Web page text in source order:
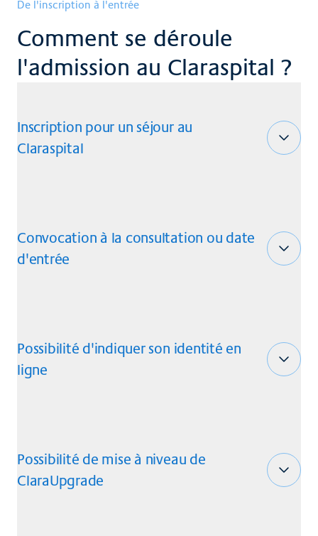
De l'inscription à l'entrée
Comment se déroule
l'admission au Claraspital ?
Inscription pour un séjour au
Claraspital
Convocation à la consultation ou date
d'entrée
Possibilité d'indiquer son identité en
ligne
Possibilité de mise à niveau de
ClaraUpgrade